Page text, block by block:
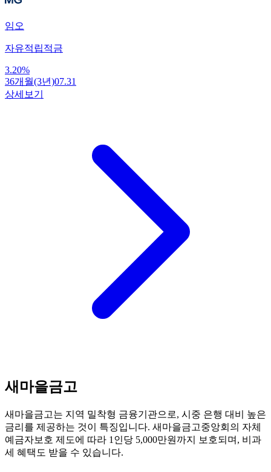
임오
자유적립적금
3.20%
36개월(3년)07.31
상세보기
새마을금고
새마을금고는 지역 밀착형 금융기관으로, 시중 은행 대비 높은
금리를 제공하는 것이 특징입니다. 새마을금고중앙회의 자체
예금자보호 제도에 따라 1인당 5,000만원까지 보호되며, 비과
세 혜택도 받을 수 있습니다.